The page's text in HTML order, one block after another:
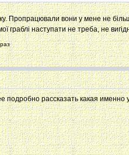
Пропрацювали вони у мене не
граблі наступати не треба, не
рассказать какая